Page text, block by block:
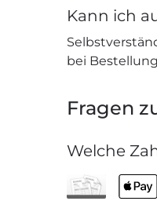
Kann ich
bei
Fragen
Welche